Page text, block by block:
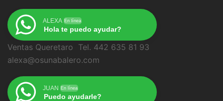
ALEXA En línea
Hola te puedo ayudar?
Ventas Queretaro Tel. 442 635 81 93
alexa@osunabalero.com
JUAN En línea
Puedo ayudarle?